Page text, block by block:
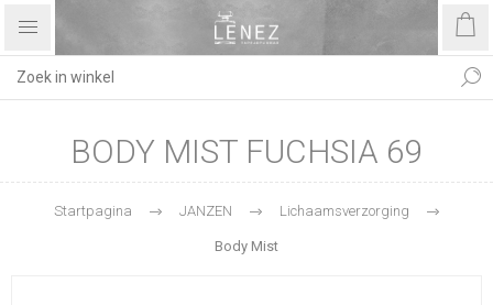
BODY MIST FUCHSIA 69
Startpagina JANZEN Lichaamsverzorging
Body Mist